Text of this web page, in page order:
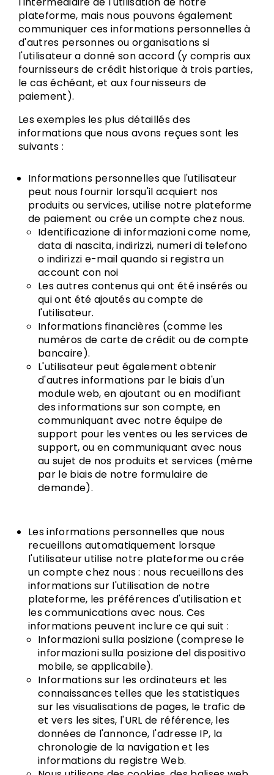
plateforme, mais nous pouvons également
communiquer ces informations personnelles à
d'autres personnes ou organisations si
l'utilisateur a donné son accord (y compris aux
fournisseurs de crédit historique à trois parties,
le cas échéant, et aux fournisseurs de
paiement).
Les exemples les plus détaillés des
informations que nous avons reçues sont les
suivants :
Informations personnelles que l'utilisateur
peut nous fournir lorsqu'il acquiert nos
produits ou services, utilise notre plateforme
de paiement ou crée un compte chez nous.
Identificazione di informazioni come nome,
data di nascita, indirizzi, numeri di telefono
o indirizzi e-mail quando si registra un
account con noi
Les autres contenus qui ont été insérés ou
qui ont été ajoutés au compte de
l'utilisateur.
Informations financières (comme les
numéros de carte de crédit ou de compte
bancaire).
L'utilisateur peut également obtenir
d'autres informations par le biais d'un
module web, en ajoutant ou en modifiant
des informations sur son compte, en
communiquant avec notre équipe de
support pour les ventes ou les services de
support, ou en communiquant avec nous
au sujet de nos produits et services (même
par le biais de notre formulaire de
demande).
Les informations personnelles que nous
recueillons automatiquement lorsque
l'utilisateur utilise notre plateforme ou crée
un compte chez nous : nous recueillons des
informations sur l'utilisation de notre
plateforme, les préférences d'utilisation et
les communications avec nous. Ces
informations peuvent inclure ce qui suit :
Informazioni sulla posizione (comprese le
informazioni sulla posizione del dispositivo
mobile, se applicabile).
Informations sur les ordinateurs et les
connaissances telles que les statistiques
sur les visualisations de pages, le trafic de
et vers les sites, l'URL de référence, les
données de l'annonce, l'adresse IP, la
chronologie de la navigation et les
informations du registre Web.